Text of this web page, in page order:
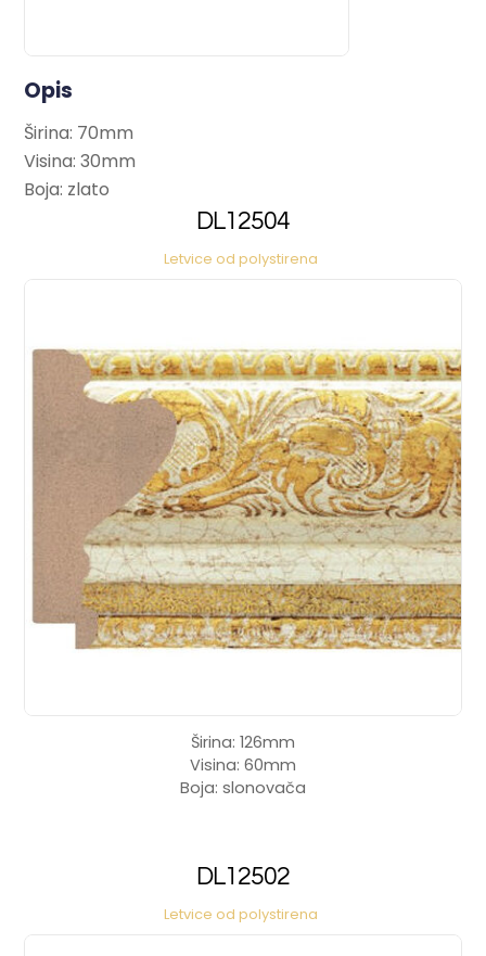
Opis
Širina: 70mm
Visina: 30mm
Boja: zlato
DL12504
Letvice od polystirena
Širina: 126mm
Visina: 60mm
Boja: slonovača
DL12502
Letvice od polystirena